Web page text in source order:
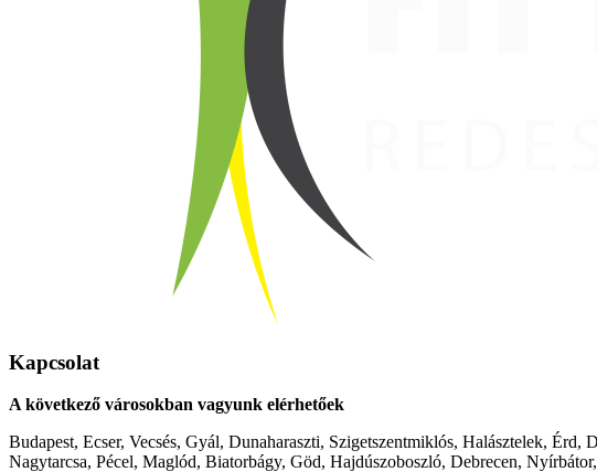
Kapcsolat
A következő városokban vagyunk elérhetőek
Budapest, Ecser, Vecsés, Gyál, Dunaharaszti, Szigetszentmiklós, Halásztelek,
Nagytarcsa, Pécel, Maglód, Biatorbágy, Göd, Hajdúszoboszló, Debrecen,